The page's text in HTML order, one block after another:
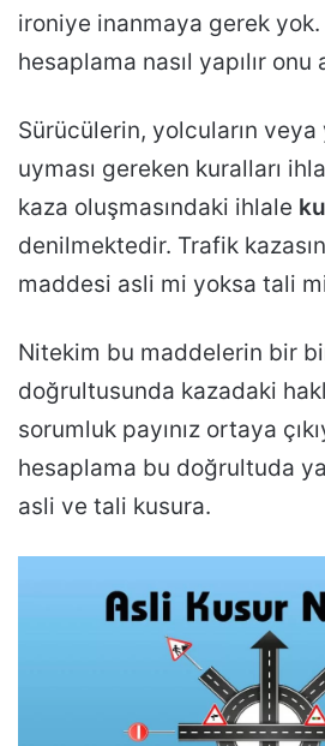
ironiye inanmaya gerek
hesaplama nasıl yapılır onu
Sürücülerin, yolcuların
uyması gereken kuralları
kaza oluşmasındaki ihlale
denilmektedir. Trafik
maddesi asli mi yoksa tali mi
Nitekim bu maddelerin bir
doğrultusunda kazadaki
sorumluk payınız ortaya
hesaplama bu doğrultuda
asli ve tali kusura.